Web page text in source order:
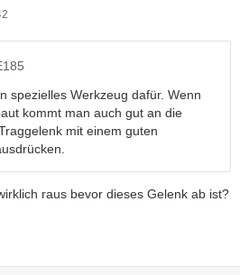
spezielles Werkzeug dafür. Wenn
kommt man auch gut an die
mit einem guten
raus bevor dieses Gelenk ab ist?